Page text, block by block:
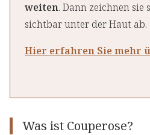
weiten. Dann zeichnen sie
sichtbar unter der Haut ab.
Hier erfahren Sie mehr
Was ist Couperose?